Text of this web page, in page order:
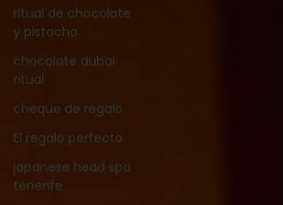
ritual de chocolate
y pistacho
chocolate dubai
ritual
cheque de regalo
El regalo perfecto
japanese head spa
tenerife